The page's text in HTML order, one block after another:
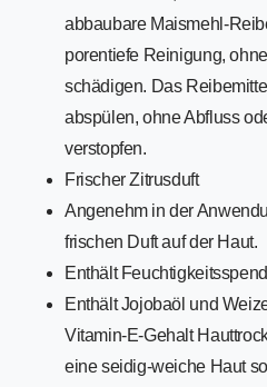
abbaubare Maismehl-
porentiefe Reinigung,
schädigen. Das
abspülen, ohne Abfluss
verstopfen.
Frischer Zitrusduft
Angenehm in der
frischen Duft auf der Haut.
Enthält
Enthält Jojobaöl und
Vitamin-E-Gehalt
eine seidig-weiche Haut